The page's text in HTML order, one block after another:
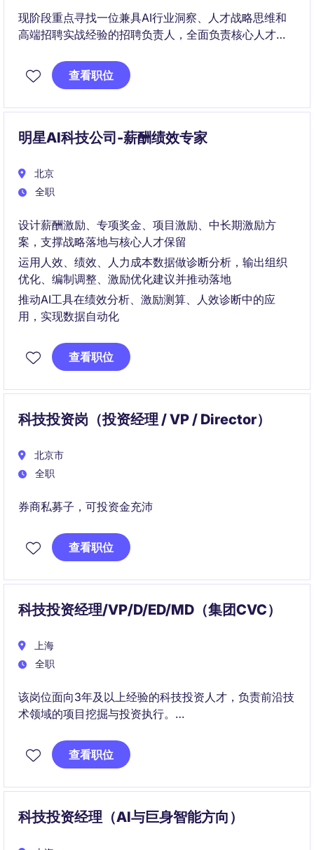
现阶段重点寻找一位兼具AI行业洞察、人才战略思维和
高端招聘实战经验的招聘负责人，全面负责核心人才引
查看职位
明星AI科技公司-薪酬绩效专家
北京
全职
设计薪酬激励、专项奖金、项目激励、中长期激励方
案，支撑战略落地与核心人才保留
运用人效、绩效、人力成本数据做诊断分析，输出组织
优化、编制调整、激励优化建议并推动落地
推动AI工具在绩效分析、激励测算、人效诊断中的应
用，实现数据自动化
查看职位
科技投资岗（投资经理 / VP / Director）
北京市
全职
券商私募子，可投资金充沛
查看职位
科技投资经理/VP/D/ED/MD（集团CVC）
上海
全职
该岗位面向3年及以上经验的科技投资人才，负责前沿技
术领域的项目挖掘与投资执行。
赛道，深度参与投资全流程。
查看职位
科技投资经理（AI与巨身智能方向）